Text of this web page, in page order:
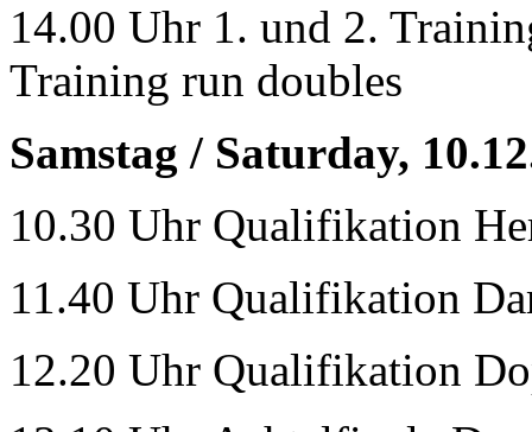
14.00 Uhr 1. und 2.
Training run doubles
Samstag / Saturday,
10.30 Uhr Qualifikation
11.40 Uhr Qualifikation
12.20 Uhr Qualifikation